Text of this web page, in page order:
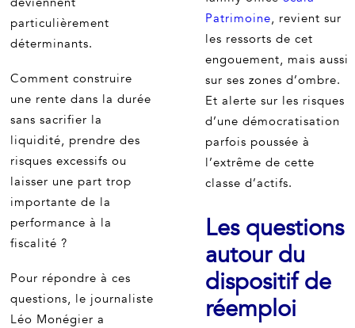
particulièrement
déterminants.
Comment construire
une rente dans la durée
sans sacrifier la
liquidité, prendre des
risques excessifs ou
laisser une part trop
importante de la
performance à la
fiscalité ?
Pour répondre à ces
questions, le journaliste
Léo Monégier a
Patrimoine, revient sur
les ressorts de cet
engouement, mais aussi
sur ses zones d’ombre.
Et alerte sur les risques
d’une démocratisation
parfois poussée à
l’extrême de cette
classe d’actifs.
Les questions
autour du
dispositif de
réemploi